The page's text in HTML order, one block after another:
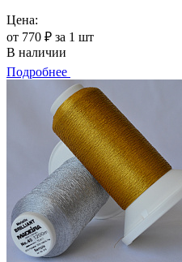
Цена:
от 770 ₽ за 1 шт
В наличии
Подробнее